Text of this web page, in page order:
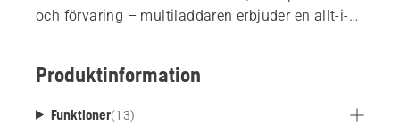
och förvaring – multiladdaren erbjuder en allt-i-
Produktinformation
Funktioner(13)